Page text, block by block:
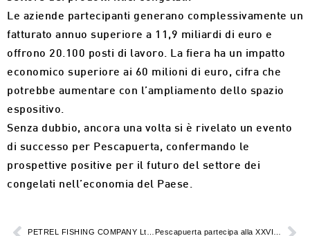
Le aziende partecipanti generano complessivamente un
fatturato annuo superiore a 11,9 miliardi di euro e
offrono 20.100 posti di lavoro. La fiera ha un impatto
economico superiore ai 60 milioni di euro, cifra che
potrebbe aumentare con l’ampliamento dello spazio
espositivo.
Senza dubbio, ancora una volta si è rivelato un evento
di successo per Pescapuerta, confermando le
prospettive positive per il futuro del settore dei
congelati nell’economia del Paese.